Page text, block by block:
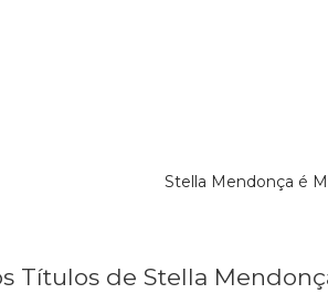
Stella Mendonça é
Títulos de Stella